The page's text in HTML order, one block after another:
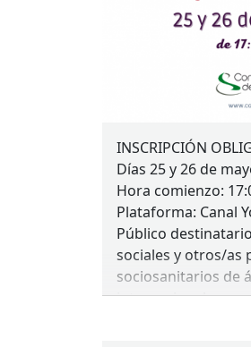
INSCRIPCIÓN
Días 25 y 26 de
Hora comienzo:
Plataforma: Canal
Público
sociales y otros/as
sociosanitarios de
internacional.